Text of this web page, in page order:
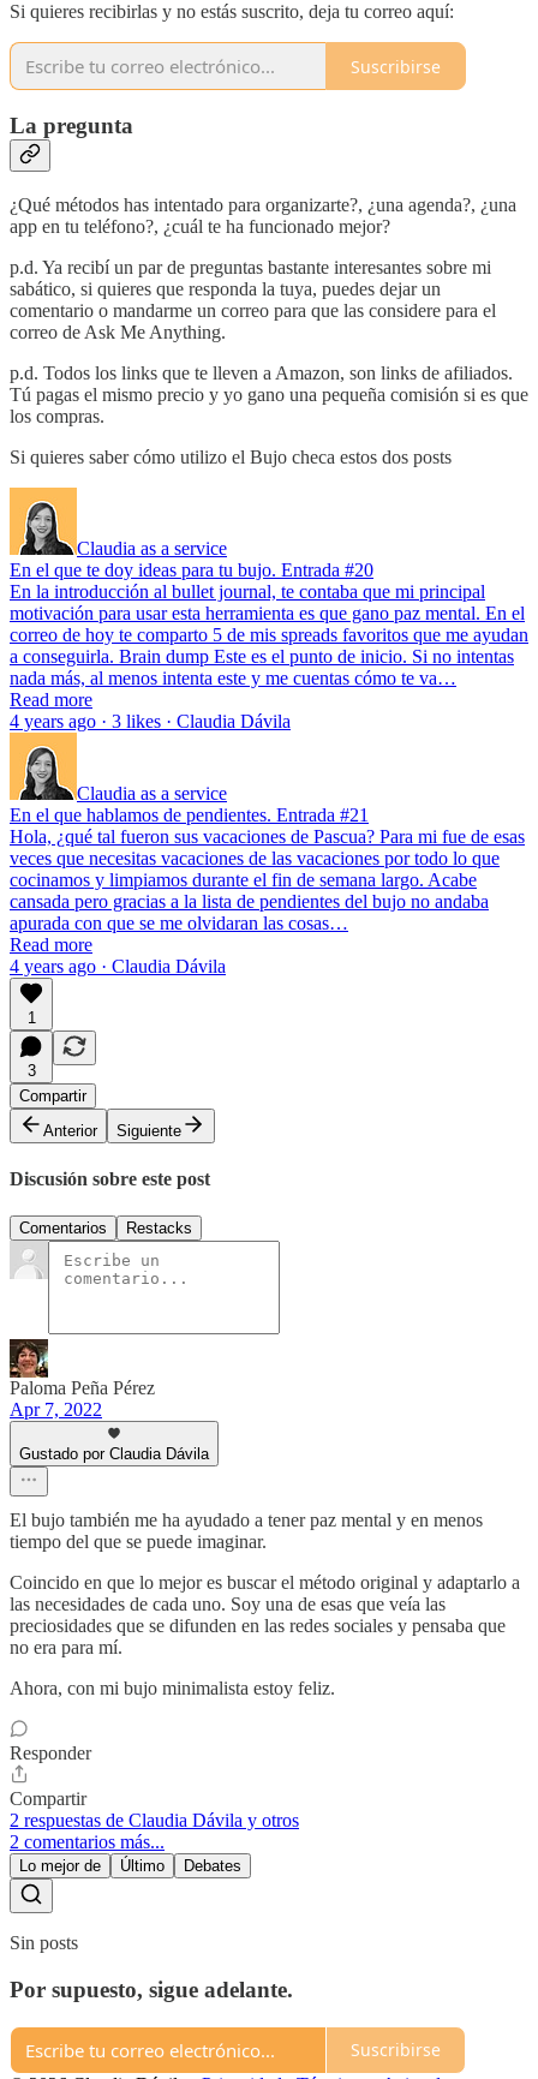
Si quieres recibirlas y no estás suscrito, deja tu correo aquí:
Suscribirse
La pregunta
¿Qué métodos has intentado para organizarte?, ¿una agenda?, ¿una
app en tu teléfono?, ¿cuál te ha funcionado mejor?
p.d. Ya recibí un par de preguntas bastante interesantes sobre mi
sabático, si quieres que responda la tuya, puedes dejar un
comentario o mandarme un correo para que las considere para el
correo de Ask Me Anything.
p.d. Todos los links que te lleven a Amazon, son links de afiliados.
Tú pagas el mismo precio y yo gano una pequeña comisión si es que
los compras.
Si quieres saber cómo utilizo el Bujo checa estos dos posts
Claudia as a service
En el que te doy ideas para tu bujo. Entrada #20
En la introducción al bullet journal, te contaba que mi principal
motivación para usar esta herramienta es que gano paz mental. En el
correo de hoy te comparto 5 de mis spreads favoritos que me ayudan
a conseguirla. Brain dump Este es el punto de inicio. Si no intentas
nada más, al menos intenta este y me cuentas cómo te va…
Read more
4 years ago · 3 likes · Claudia Dávila
Claudia as a service
En el que hablamos de pendientes. Entrada #21
Hola, ¿qué tal fueron sus vacaciones de Pascua? Para mi fue de esas
veces que necesitas vacaciones de las vacaciones por todo lo que
cocinamos y limpiamos durante el fin de semana largo. Acabe
cansada pero gracias a la lista de pendientes del bujo no andaba
apurada con que se me olvidaran las cosas…
Read more
4 years ago · Claudia Dávila
1
3
Compartir
Anterior
Siguiente
Discusión sobre este post
Comentarios Restacks
Paloma Peña Pérez
Apr 7, 2022
Gustado por Claudia Dávila
El bujo también me ha ayudado a tener paz mental y en menos
tiempo del que se puede imaginar.
Coincido en que lo mejor es buscar el método original y adaptarlo a
las necesidades de cada uno. Soy una de esas que veía las
preciosidades que se difunden en las redes sociales y pensaba que
no era para mí.
Ahora, con mi bujo minimalista estoy feliz.
Responder
Compartir
2 respuestas de Claudia Dávila y otros
2 comentarios más...
Lo mejor de Último Debates
Sin posts
Por supuesto, sigue adelante.
Suscribirse